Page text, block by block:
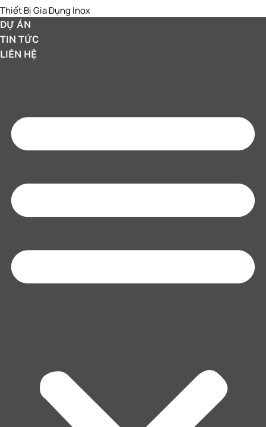
Thiết Bị Gia Dụng Inox
DỰ ÁN
TIN TỨC
LIÊN HỆ